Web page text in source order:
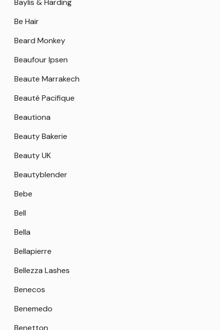
Baylis & Harding
Be Hair
Beard Monkey
Beaufour Ipsen
Beaute Marrakech
Beauté Pacifique
Beautiona
Beauty Bakerie
Beauty UK
Beautyblender
Bebe
Bell
Bella
Bellapierre
Bellezza Lashes
Benecos
Benemedo
Benetton